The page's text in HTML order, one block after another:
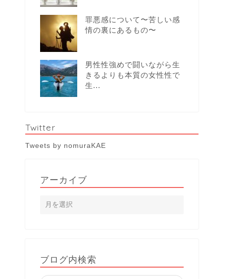
罪悪感について〜苦しい感
情の裏にあるもの〜
男性性強めで闘いながら生
きるよりも本質の女性性で
生...
Twitter
Tweets by nomuraKAE
アーカイブ
ブログ内検索